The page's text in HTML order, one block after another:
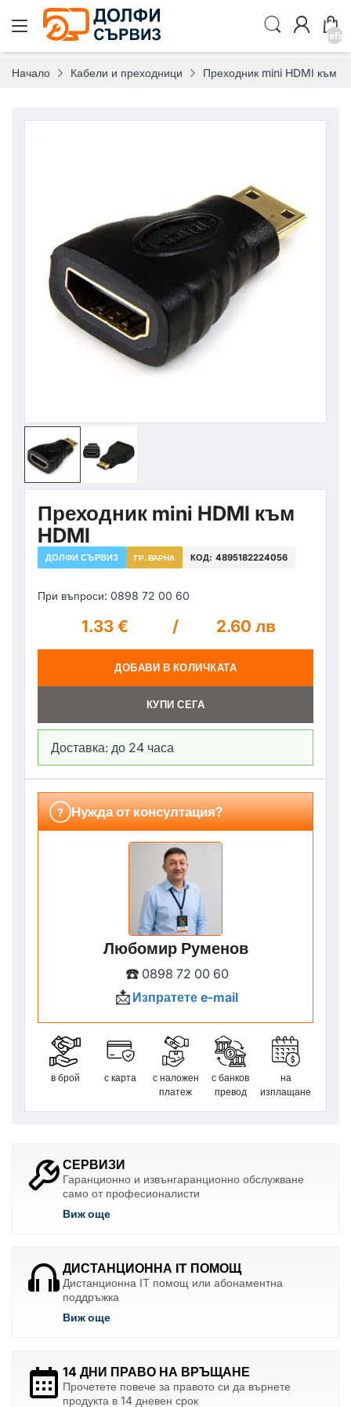
Начало Кабели и преходници Преходник mini HDMI към
Преходник mini HDMI към
HDMI
ДОЛФИ СЪРВИЗ ГР. ВАРНА КОД: 4895182224056
При въпроси: 0898 72 00 60
1.33 € / 2.60 лв
ДОБАВИ В КОЛИЧКАТА
КУПИ СЕГА
Доставка: до 24 часа
? Нужда от консултация?
Любомир Руменов
☎️ 0898 72 00 60
📩 Изпратете e-mail
в брой с карта
с наложен
платеж
с банков
превод
на
изплащане
СЕРВИЗИ
Гаранционно и извънгаранционно обслужване
само от професионалисти
Виж още
ДИСТАНЦИОННА IT ПОМОЩ
Дистанционна IT помощ или абонаментна
поддръжка
Виж още
14 ДНИ ПРАВО НА ВРЪЩАНЕ
Прочетете повече за правото си да върнете
продукта в 14 дневен срок